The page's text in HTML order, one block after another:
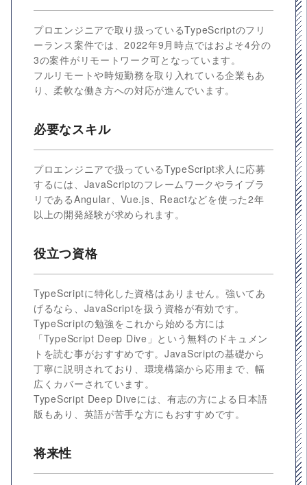
プロエンジニアで取り扱っているTypeScriptのフリ
ーランス案件では、2022年9月時点ではおよそ4分の
3の案件がリモートワーク可となっています。
フルリモートや時短勤務を取り入れている企業もあ
り、柔軟な働き方への対応が進んでいます。
必要なスキル
プロエンジニアで扱っているTypeScript求人に応募
するには、JavaScriptのフレームワークやライブラ
リであるAngular、Vue.js、Reactなどを使った2年
以上の開発経験が求められます。
役立つ資格
TypeScriptに特化した資格はありません。強いてあ
げるなら、JavaScriptを扱う資格が有効です。
TypeScriptの勉強をこれから始める方には
「TypeScript Deep Dive」という無料のドキュメン
トを読む事がおすすめです。JavaScriptの基礎から
丁寧に説明されており、環境構築から応用まで、幅
広くカバーされています。
TypeScript Deep Diveには、有志の方による日本語
版もあり、英語が苦手な方にもおすすめです。
将来性